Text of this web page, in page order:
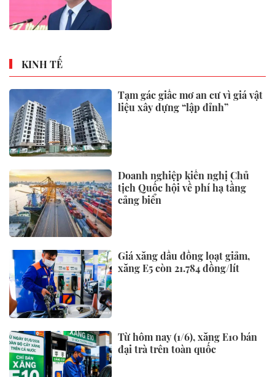
KINH TẾ
Tạm gác giấc mơ an cư vì giá vật
liệu xây dựng “lập đỉnh”
Doanh nghiệp kiến nghị Chủ
tịch Quốc hội về phí hạ tầng
cảng biển
Giá xăng dầu đồng loạt giảm,
xăng E5 còn 21.784 đồng/lít
Từ hôm nay (1/6), xăng E10 bán
đại trà trên toàn quốc